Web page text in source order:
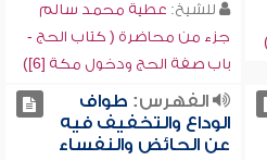
للشيخ: عطية محمد سالم
جزء من محاضرة ( كتاب الحج -
باب صفة الحج ودخول مكة [6])
الفهرس: طواف
الوداع والتخفيف فيه
عن الحائض والنفساء